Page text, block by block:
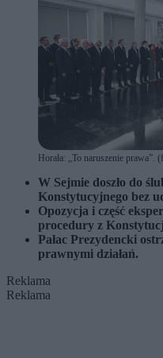
Horała: „To naruszenie
W Sejmie doszło do
Konstytucyjnego bez
Opozycja i część
procedury z
Pałac Prezydencki
prawnymi działań.
Reklama
Reklama